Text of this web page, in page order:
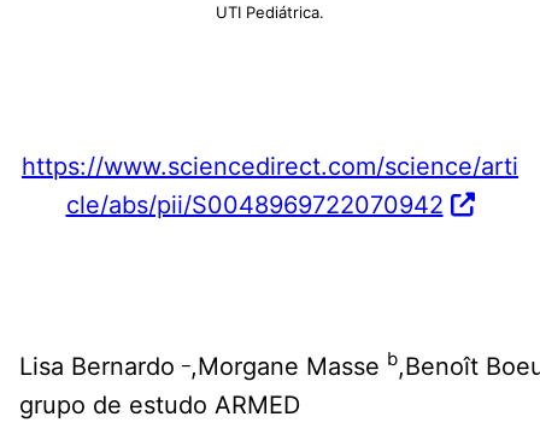
UTI Pediátrica.
https://www.sciencedirect.com/science/arti
cle/abs/pii/S0048969722070942
Lisa Bernardo ,Morgane Masse b,Benoît
grupo de estudo ARMED